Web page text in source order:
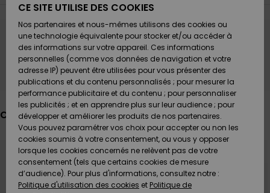
Chaussures
& Tongs
Surf
Snow
Nouveautés
Chaussures
& Tongs
Surf
Snow
Nouveautés
FEMME
A
Découvrir
Snow
SURF
Surf
Shop
Enfant
Highlights
Communauté
SNOW
Snow
Shop
Enfant
Snow
Shop
Femme
A
Découvrir
OUTLET
Enfant
Outlet
Femme
AIDE &
CONTACT
Retours
Paiement
Carte
Cadeau
Quiksilver
Freedom
Protection
des
Ne partez pas trop loin, nos produits seront
bientôt de retour
Ces produits pourraient vous plaire
Passer
critères
filtrage
recherche
CE SITE UTILISE DES COOKIES
Nos partenaires et nous-mêmes utilisons des cookies ou
une technologie équivalente pour stocker et/ou accéder à
des informations sur votre appareil. Ces informations
personnelles (comme vos données de navigation et votre
adresse IP) peuvent être utilisées pour vous présenter des
publications et du contenu personnalisés ; pour mesurer la
performance publicitaire et du contenu ; pour personnaliser
les publicités ; et en apprendre plus sur leur audience ; pour
développer et améliorer les produits de nos partenaires.
Vous pouvez paramétrer vos choix pour accepter ou non les
cookies soumis à votre consentement, ou vous y opposer
lorsque les cookies concernés ne relèvent pas de votre
consentement (tels que certains cookies de mesure
d’audience). Pour plus d'informations, consultez notre :
Politique d'utilisation des cookies et Politique de